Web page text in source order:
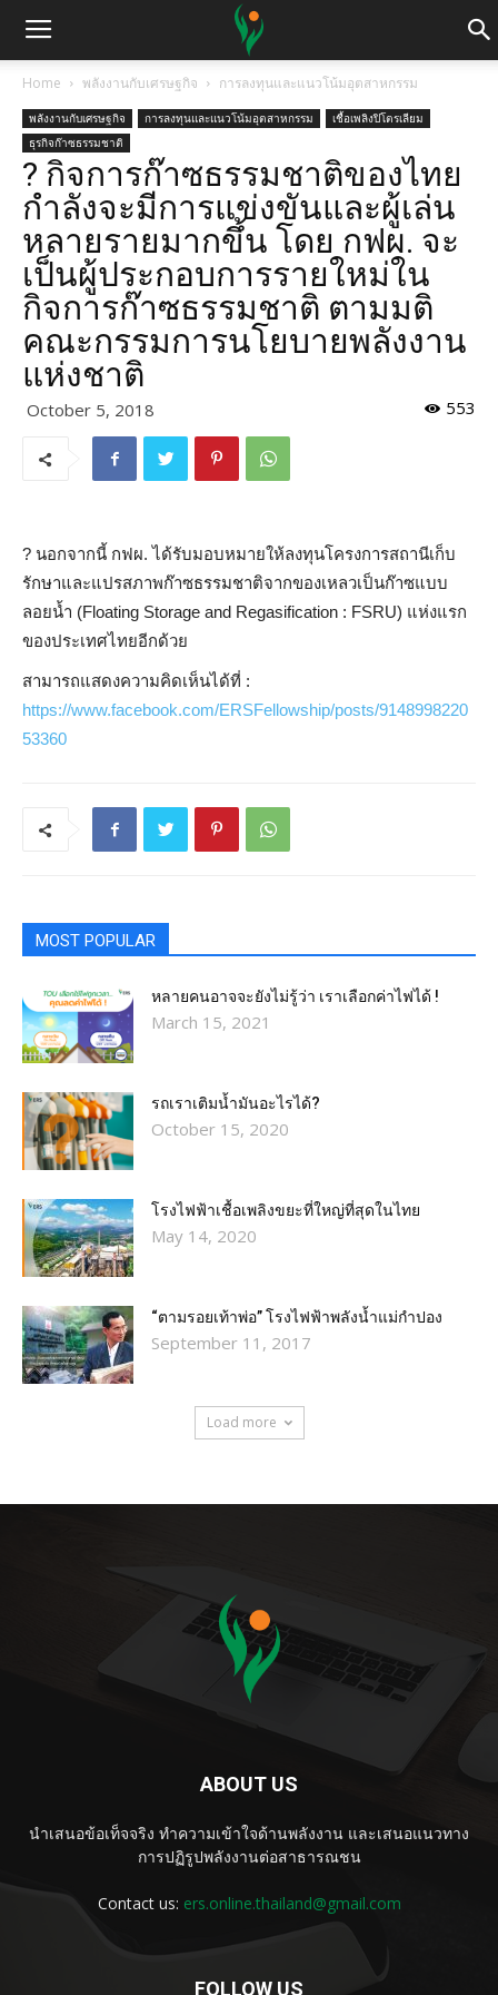
Home พลังงานกับเศรษฐกิจ การลงทุนและแนวโน้มอุตสาหกรรม
พลังงานกับเศรษฐกิจ การลงทุนและแนวโน้มอุตสาหกรรม
เชื้อเพลิงปิโตรเลียม
ธุรกิจก๊าซธรรมชาติ
? กิจการก๊าซธรรมชาติของไทย
กำลังจะมีการแข่งขันและผู้เล่น
หลายรายมากขึ้น โดย กฟผ. จะ
เป็นผู้ประกอบการรายใหม่ใน
กิจการก๊าซธรรมชาติ ตามมติ
คณะกรรมการนโยบายพลังงาน
แห่งชาติ
October 5, 2018 553
?️ นอกจากนี้ กฟผ. ได้รับมอบหมายให้ลงทุนโครงการสถานีเก็บ
รักษาและแปรสภาพก๊าซธรรมชาติจากของเหลวเป็นก๊าซแบบ
ลอยน้ำ (Floating Storage and Regasification : FSRU) แห่งแรก
ของประเทศไทยอีกด้วย
สามารถแสดงความคิดเห็นได้ที่ :
https://www.facebook.com/ERSFellowship/posts/9148998220
53360
MOST POPULAR
หลายคนอาจจะยังไม่รู้ว่า เราเลือกค่าไฟได้ !
March 15, 2021
รถเราเติมน้ำมันอะไรได้?​
October 15, 2020
โรงไฟฟ้าเชื้อเพลิงขยะที่ใหญ่ที่สุดในไทย
May 14, 2020
“ตามรอยเท้าพ่อ” โรงไฟฟ้าพลังน้ำแม่กำปอง
September 11, 2017
Load more
ABOUT US
นำเสนอข้อเท็จจริง ทำความเข้าใจด้านพลังงาน และเสนอแนวทาง
การปฏิรูปพลังงานต่อสาธารณชน
Contact us: ers.online.thailand@gmail.com
FOLLOW US